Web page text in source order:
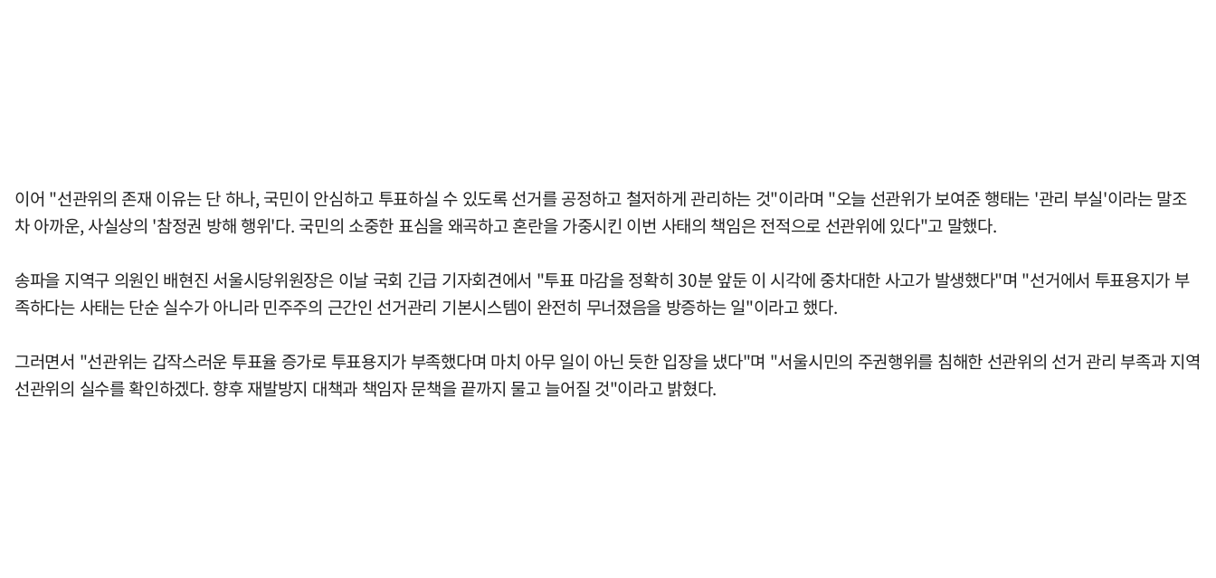
이어 "선관위의 존재 이유는 단 하나, 국민이 안심하고 투표하실 수 있도록 선거를 공정하고 철저하게 관리하는 것"이라며 "오늘 선관위가 보여준 행태는 '관리 부실'이라는 말조
차 아까운, 사실상의 '참정권 방해 행위'다. 국민의 소중한 표심을 왜곡하고 혼란을 가중시킨 이번 사태의 책임은 전적으로 선관위에 있다"고 말했다.
송파을 지역구 의원인 배현진 서울시당위원장은 이날 국회 긴급 기자회견에서 "투표 마감을 정확히 30분 앞둔 이 시각에 중차대한 사고가 발생했다"며 "선거에서 투표용지가 부
족하다는 사태는 단순 실수가 아니라 민주주의 근간인 선거관리 기본시스템이 완전히 무너졌음을 방증하는 일"이라고 했다.
그러면서 "선관위는 갑작스러운 투표율 증가로 투표용지가 부족했다며 마치 아무 일이 아닌 듯한 입장을 냈다"며 "서울시민의 주권행위를 침해한 선관위의 선거 관리 부족과 지역
선관위의 실수를 확인하겠다. 향후 재발방지 대책과 책임자 문책을 끝까지 물고 늘어질 것"이라고 밝혔다.